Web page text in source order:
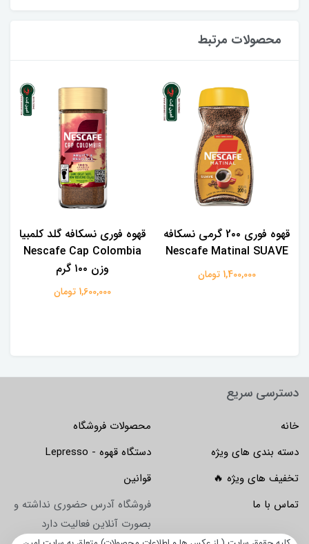
محصولات مرتبط
قهوه فوری 2۰۰ گرمی نسکافه
Nescafe Matinal SUAVE
1,400,000 تومان
قهوه فوری نسکافه گلد کلمبیا
Nescafe Cap Colombia
وزن ۱۰۰ گرم
1,600,000 تومان
دسترسی سریع
خانه
محصولات فروشگاه
دسته بندی های ویژه
دستگاه قهوه - Lepresso
تخفیف های ویژه 🔥
قوانین
تماس با ما
فروشگاه آدرس حضوری نداشته و
بصورت آنلاین فعالیت دارد